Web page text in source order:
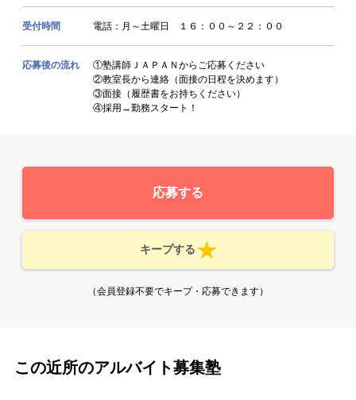
受付時間 電話：月～土曜日 １６：００～２２：００
応募後の流れ
①塾講師ＪＡＰＡＮからご応募ください
②教室長から連絡（面接の日程を決めます）
③面接（履歴書をお持ちください）
④採用→勤務スタート！
応募する
キープする
（会員登録不要でキープ・応募できます）
この近所のアルバイト募集塾